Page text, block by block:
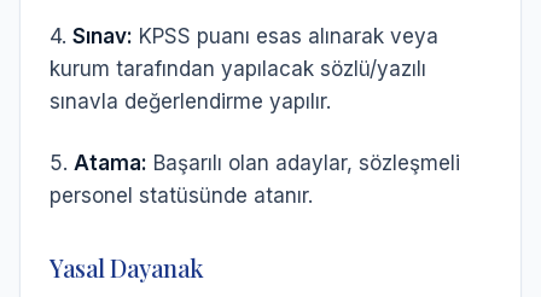
4. Sınav: KPSS puanı esas alınarak veya
kurum tarafından yapılacak sözlü/yazılı
sınavla değerlendirme yapılır.
5. Atama: Başarılı olan adaylar, sözleşmeli
personel statüsünde atanır.
Yasal Dayanak